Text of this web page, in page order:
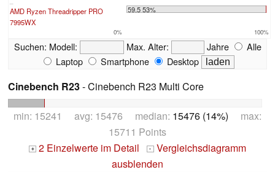
AMD Ryzen Threadripper PRO
7995WX
59.5 53%
0% 100%
Suchen: Modell: Max. Alter: Jahre
Alle
Laptop
Smartphone Desktop
Cinebench R23- Cinebench R23 Multi Core
min: 15241 avg: 15476 median: 15476 (14%) max:
15711 Points
+ 2 Einzelwerte im Detail - Vergleichsdiagramm
ausblenden